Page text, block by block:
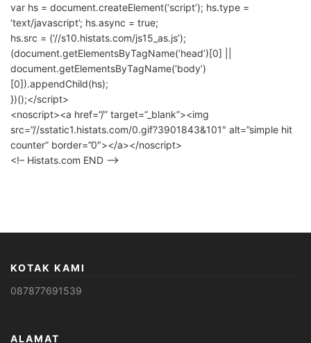
var hs = document.createElement(‘script’); hs.type =
‘text/javascript’; hs.async = true;
hs.src = (‘//s10.histats.com/js15_as.js’);
(document.getElementsByTagName(‘head’)[0] ||
document.getElementsByTagName(‘body’)
[0]).appendChild(hs);
})();</script>
<noscript><a href=”/” target=”_blank”><img
src=”//sstatic1.histats.com/0.gif?3901843&101″ alt=”simple hit
counter” border=”0″></a></noscript>
<!– Histats.com END –>
KOTAK KAMI
087877691539
ALAMAT